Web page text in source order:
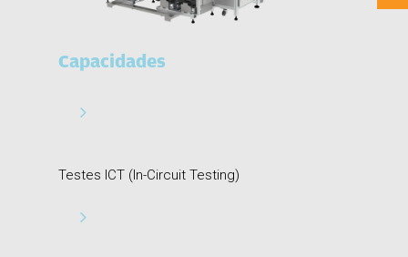
Capacidades
Testes ICT (In-Circuit Testing)